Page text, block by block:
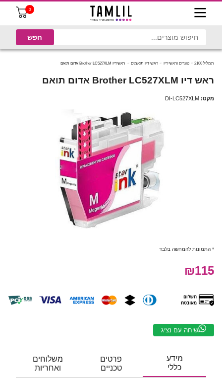
0
תמליל 2100 טונרים וראשי דיו ראשי דיו תואמים ראש דיו Brother LC527XLM אדום תואם
ראש דיו Brother LC527XLM אדום תואם
מקט: DI-LC527XLM
* התמונות להמחשה בלבד
₪115
שיחה עם נציג
מידע
כללי
פרטים
טכניים
משלוחים
ואחריות